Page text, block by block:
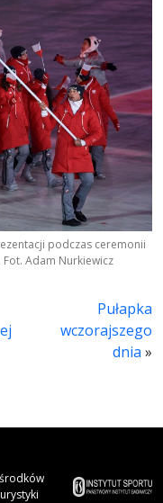
podczas ceremonii
Adam Nurkiewicz
Pułapka
wczorajszego
dnia »